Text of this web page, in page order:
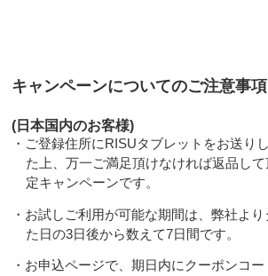
キャンペーンについてのご注意事項
(日本国内のお客様)
・ご登録住所にRISUタブレットをお送り
た上、万一ご満足頂けなければ返品し
定キャンペーンです。
・お試しご利用が可能な期間は、弊社よ
た日の3日後から数えて7日間です。
・お申込ページで、期日内にクーポンコー